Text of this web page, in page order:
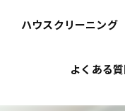
ハウスクリーニン
よくあ